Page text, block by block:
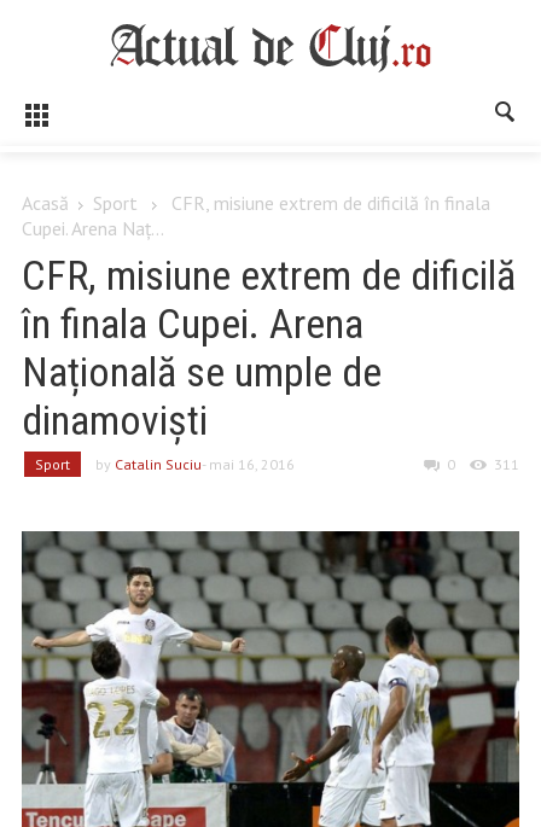
Acasă Sport
CFR, misiune extrem de dificilă în finala
Cupei. Arena Naț...
CFR, misiune extrem de dificilă
în finala Cupei. Arena
Națională se umple de
dinamoviști
Sport by Catalin Suciu- mai 16, 2016 0 311